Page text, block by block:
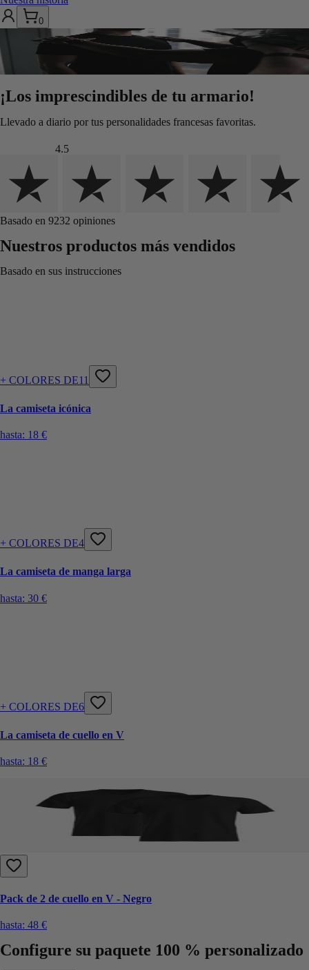
0
¡Los imprescindibles de tu armario!
Llevado a diario por tus personalidades francesas favoritas.
4.5
Basado en 9232 opiniones
Nuestros productos más vendidos
Basado en sus instrucciones
+ COLORES DE11
La camiseta icónica
hasta: 18 €
+ COLORES DE4
La camiseta de manga larga
hasta: 30 €
+ COLORES DE6
La camiseta de cuello en V
hasta: 18 €
Pack de 2 de cuello en V - Negro
hasta: 48 €
Configure su paquete 100 % personalizado